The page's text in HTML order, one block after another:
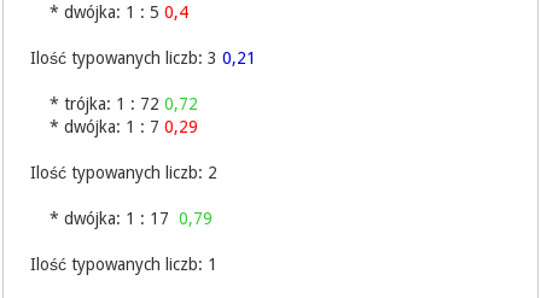
* dwójka: 1 : 50,4
Ilość typowanych liczb: 30,21
* trójka: 1 : 720,72
* dwójka: 1 : 70,29
Ilość typowanych liczb: 2
* dwójka: 1 : 170,79
Ilość typowanych liczb: 1